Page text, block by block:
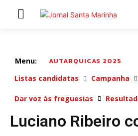
ÚLTIMAS NOTÍCIAS
Secções
Menu:
AUTARQUICAS 2025
Listas candidatas
Campanha
Dar voz às freguesias
Luciano Ribeiro